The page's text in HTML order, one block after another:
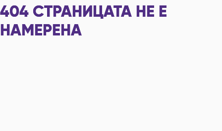
404 СТРАНИЦАТА НЕ Е
НАМЕРЕНА